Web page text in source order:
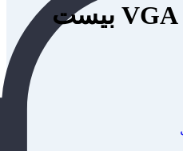
کابل VGA MACHER بیست